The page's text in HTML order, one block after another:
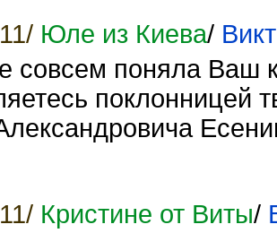
Юле из Киева/
совсем поняла Ваш
поклонницей
Кристине от Виты/